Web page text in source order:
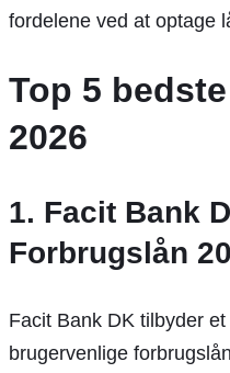
fordelene ved at optage
Top 5
2026
1. Facit Bank
Forbrugslån
Facit Bank DK tilbyder
brugervenlige